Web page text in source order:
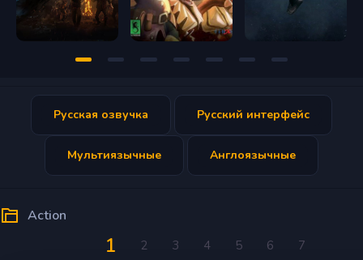
Русская озвучка Русский интерфейс
Мультиязычные Англоязычные
Action
1 2 3 4 5 6 7